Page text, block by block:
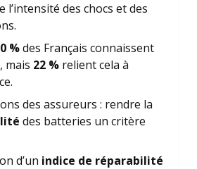
l’intensité des chocs et des
%des Français connaissent
mais 22 % relient cela à
des assureurs : rendre la
des batteries un critère
d’un indice de réparabilité